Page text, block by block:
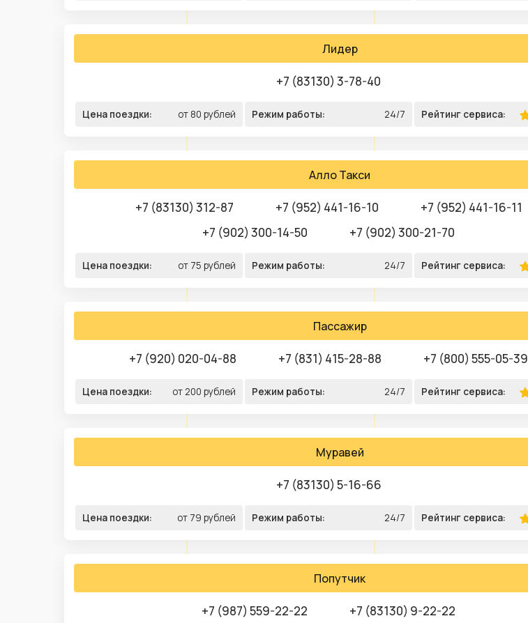
Лидер
+7 (83130) 3-78-40
Цена поездки: от 80 рублей Режим работы: 24/7 Рейтинг сервиса:
Алло Такси
+7 (83130) 312-87 +7 (952) 441-16-10
+7 (952) 441-16-11
+7 (902) 300-14-50
+7 (902) 300-21-70
Цена поездки: от 75 рублей Режим работы: 24/7 Рейтинг сервиса:
Пассажир
+7 (920) 020-04-88 +7 (831) 415-28-88 +7 (800) 555-05-39
Цена поездки: от 200 рублей Режим работы: 24/7 Рейтинг сервиса:
Муравей
+7 (83130) 5-16-66
Цена поездки: от 79 рублей Режим работы: 24/7 Рейтинг сервиса:
Попутчик
+7 (987) 559-22-22 +7 (83130) 9-22-22